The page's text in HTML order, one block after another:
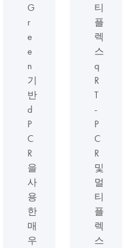
G
r
e
e
n
기
반
d
P
C
R
을
사
용
한
매
우
티
플
렉
스
q
R
T
-
P
C
R
및
멀
티
플
렉
스